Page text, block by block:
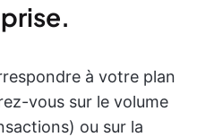
à votre plan
vous sur le volume
ou sur la